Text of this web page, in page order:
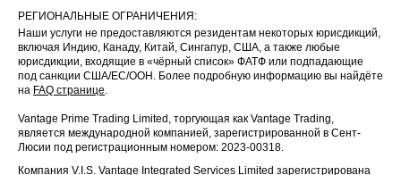
РЕГИОНАЛЬНЫЕ ОГРАНИЧЕНИЯ:
Наши услуги не предоставляются резидентам некоторых юрисдикций,
включая Индию, Канаду, Китай, Сингапур, США, а также любые
юрисдикции, входящие в «чёрный список» ФАТФ или подпадающие
под санкции США/ЕС/ООН. Более подробную информацию вы найдёте
на FAQ странице
Vantage Prime Trading Limited, торгующая как Vantage Trading,
является международной компанией, зарегистрированной в Сент-
Люсии под регистрационным номером: 2023-00318.
Компания V.I.S. Vantage Integrated Services Limited зарегистрирована